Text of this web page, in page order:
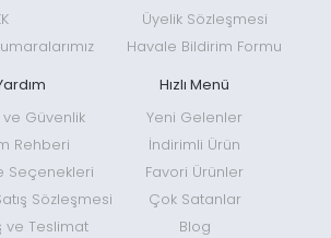
Üyelik Sözleşmesi
Havale Bildirim Formu
ve Güvenlik
Rehberi
Seçenekleri
Sözleşmesi
ve Teslimat
Hızlı Menü
Yeni Gelenler
İndirimli Ürün
Favori Ürünler
Çok Satanlar
Blog